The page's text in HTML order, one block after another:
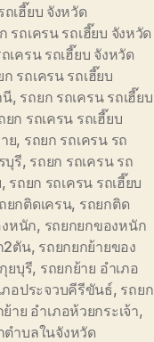
เฮี๊ยบ จังหวัด
รถเครน รถเฮี๊ยบ จังหวัด
เครน รถเฮี๊ยบ จังหวัด
ก รถเครน รถเฮี๊ยบ
นี, รถยก รถเครน รถเฮี๊ยบ
ยก รถเครน รถเฮี๊ยบ
ย, รถยก รถเครน รถ
บุรี, รถยก รถเครน รถ
, รถยก รถเครน รถเฮี๊ยบ
ยกติดเครน, รถยกติด
หนัก, รถยกยกของหนัก
2ตัน, รถยกยกย้ายของ
ยบุรี, รถยกย้าย อำเภอ
ภอประจวบคีรีขันธ์, รถยก
าย อำเภอห้วยกระเจ้า,
ตำบลในจังหวัด